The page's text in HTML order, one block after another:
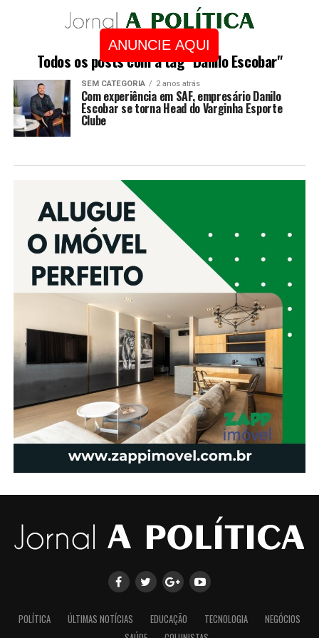
ANUNCIE AQUI
Todos os posts com a tag "Danilo Escobar"
SEM CATEGORIA 2 anos atrás
Com experiência em SAF, empresário Danilo
Escobar se torna Head do Varginha Esporte
Clube
POLÍTICA ÚLTIMAS NOTÍCIAS EDUCAÇÃO TECNOLOGIA
NEGÓCIOS